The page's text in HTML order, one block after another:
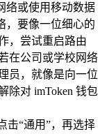
络或使用移动数据
，要像一位细心的
，尝试重启路由
在公司或学校网络
员，就像是向一位
除对 imToken 钱包
击“通用”，再选择